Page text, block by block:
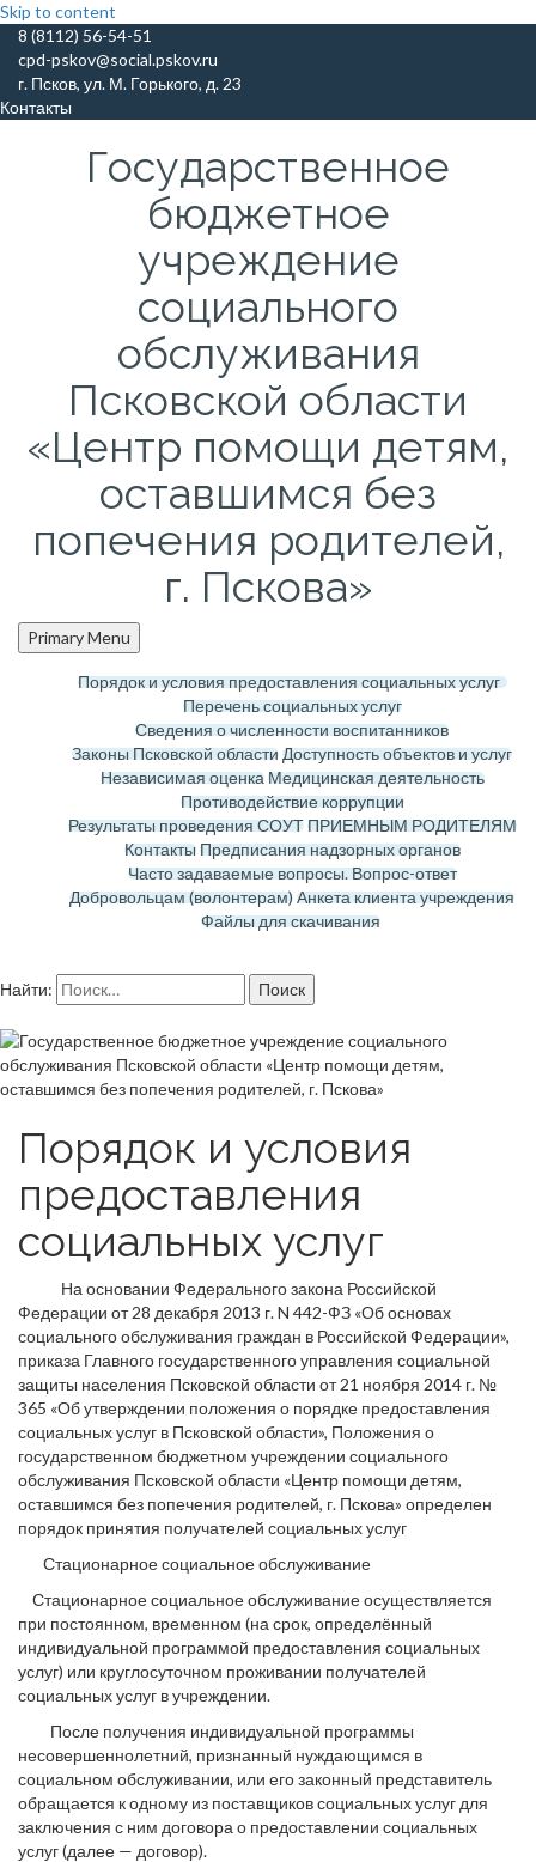
Skip to content
8 (8112) 56-54-51
cpd-pskov@social.pskov.ru
г. Псков, ул. М. Горького, д. 23
Контакты
Государственное
бюджетное
учреждение
социального
обслуживания
Псковской области
«Центр помощи детям,
оставшимся без
попечения родителей,
г. Пскова»
Primary Menu
Порядок и условия предоставления социальных услуг
Перечень социальных услуг
Сведения о численности воспитанников
Законы Псковской областиДоступность объектов и услуг
Независимая оценка Медицинская деятельность
Противодействие коррупции
Результаты проведения СОУТ ПРИЕМНЫМ РОДИТЕЛЯМ
Контакты Предписания надзорных органов
Часто задаваемые вопросы. Вопрос-ответ
Добровольцам (волонтерам)Анкета клиента учреждения
Файлы для скачивания
Найти:
Порядок и условия
предоставления
социальных услуг
На основании Федерального закона Российской
Федерации от 28 декабря 2013 г. N 442-ФЗ «Об основах
социального обслуживания граждан в Российской Федерации»,
приказа Главного государственного управления социальной
защиты населения Псковской области от 21 ноября 2014 г. №
365 «Об утверждении положения о порядке предоставления
социальных услуг в Псковской области», Положения о
государственном бюджетном учреждении социального
обслуживания Псковской области «Центр помощи детям,
оставшимся без попечения родителей, г. Пскова» определен
порядок принятия получателей социальных услуг
Стационарное социальное обслуживание
Стационарное социальное обслуживание осуществляется
при постоянном, временном (на срок, определённый
индивидуальной программой предоставления социальных
услуг) или круглосуточном проживании получателей
социальных услуг в учреждении.
После получения индивидуальной программы
несовершеннолетний, признанный нуждающимся в
социальном обслуживании, или его законный представитель
обращается к одному из поставщиков социальных услуг для
заключения с ним договора о предоставлении социальных
услуг (далее — договор).